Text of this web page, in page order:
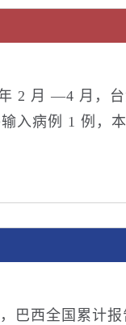
2 月 —4 月，
入病例 1 例，
巴西全国累计